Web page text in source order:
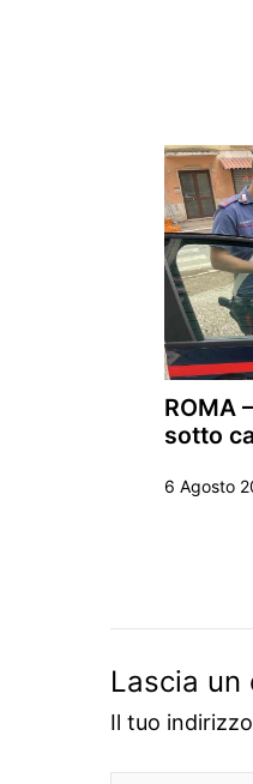
ROMA
sotto
6 Agosto
Lascia un
Il tuo